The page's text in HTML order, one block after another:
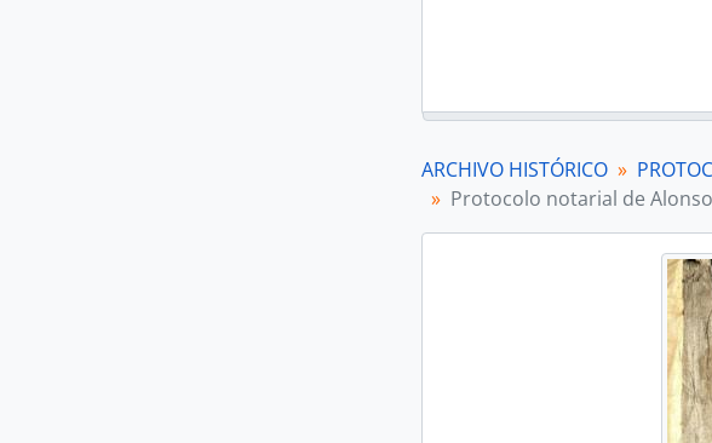
ARCHIVO HISTÓRICO
Protocolo notarial de